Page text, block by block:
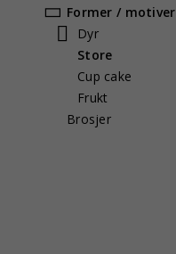
Former / motiver
Dyr
Store
Cup cake
Frukt
Brosjer